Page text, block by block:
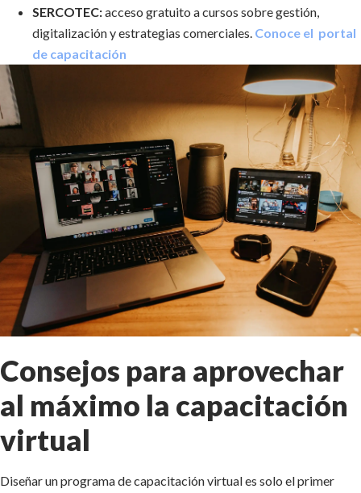
SERCOTEC:acceso gratuito a cursos sobre gestión,
digitalización y estrategias comerciales. Conoce el portal
de capacitación
Consejos para aprovechar
al máximo la capacitación
virtual
Diseñar un programa de capacitación virtual es solo el primer